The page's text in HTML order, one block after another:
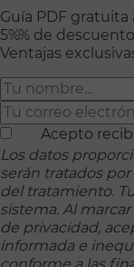
Guía PDF
5%% de
Ventajas
Acepto
Los datos
serán tratados
del tratamiento.
sistema. Al
de privacidad,
informada e